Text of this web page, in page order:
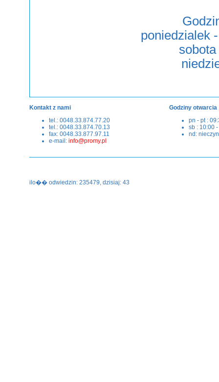
poniedzialek
Kontakt z nami
tel.: 0048.33.874.77.20
tel.: 0048.33.874.70.13
fax: 0048.33.877.97.11
e-mail: info@promy.pl
Godziny otwarcia
pn - pt :
sb : 10:00
nd:
ilo�� odwiedzin: 235479, dzisiaj: 43